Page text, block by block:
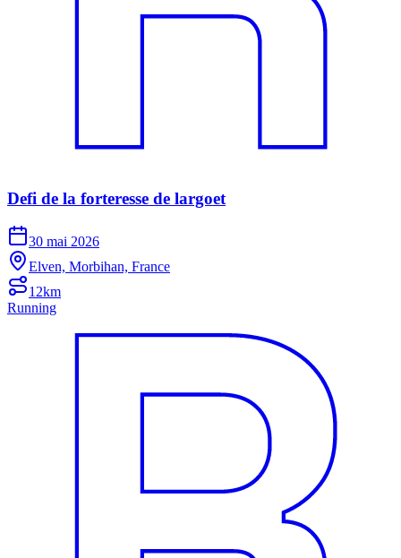
Defi de la forteresse de largoet
30 mai 2026
Elven, Morbihan, France
12km
Running